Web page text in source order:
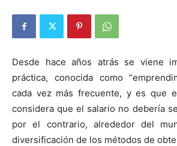
Desde hace años atrás se viene
práctica, conocida como
cada vez más frecuente, y es que
considera que el salario no debería
por el contrario, alrededor del
diversificación de los métodos de